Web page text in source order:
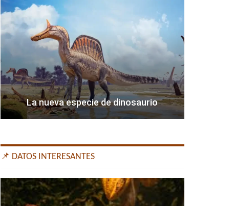
La nueva especie de dinosaurio
📌 DATOS INTERESANTES